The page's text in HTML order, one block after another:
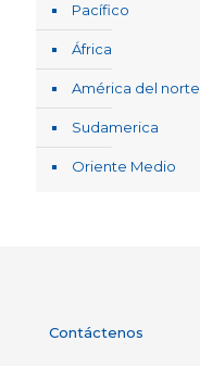
Pacífico
África
América del norte
Sudamerica
Oriente Medio
Contáctenos